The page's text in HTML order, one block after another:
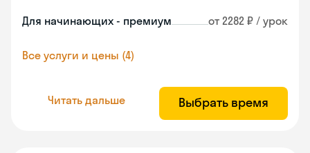
Для начинающих - премиум от 2282 ₽ / урок
Все услуги и цены (4)
Читать дальше Выбрать время